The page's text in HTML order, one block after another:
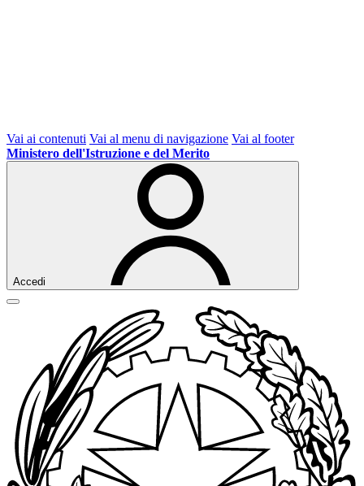
Vai ai contenuti Vai al menu di navigazione Vai al footer
Ministero dell'Istruzione e del Merito
Accedi